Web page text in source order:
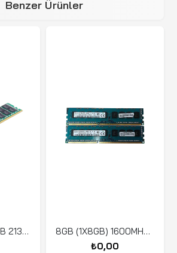
Benzer Ürünler
752369-MH1 16GB 2133MHz PC4-HMA42GR7AFR4N ECC
8GB (1X8GB) 1600MHZ PC3 12800MHZ ECC DUAL MEMORY
₺0,00